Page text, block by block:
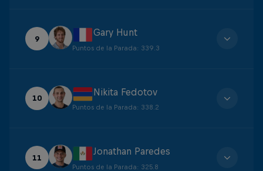
9
Gary Hunt
Puntos de la Parada: 339.3
10
Nikita Fedotov
Puntos de la Parada: 338.2
11
Jonathan Paredes
Puntos de la Parada: 325.8